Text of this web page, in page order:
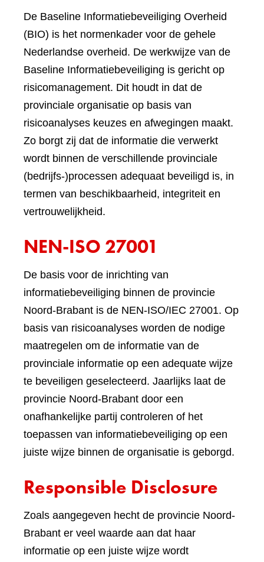
De Baseline Informatiebeveiliging Overheid
(BIO) is het normenkader voor de gehele
Nederlandse overheid. De werkwijze van de
Baseline Informatiebeveiliging is gericht op
risicomanagement. Dit houdt in dat de
provinciale organisatie op basis van
risicoanalyses keuzes en afwegingen maakt.
Zo borgt zij dat de informatie die verwerkt
wordt binnen de verschillende provinciale
(bedrijfs-)processen adequaat beveiligd is, in
termen van beschikbaarheid, integriteit en
vertrouwelijkheid.
NEN-ISO 27001
De basis voor de inrichting van
informatiebeveiliging binnen de provincie
Noord-Brabant is de NEN-ISO/IEC 27001. Op
basis van risicoanalyses worden de nodige
maatregelen om de informatie van de
provinciale informatie op een adequate wijze
te beveiligen geselecteerd. Jaarlijks laat de
provincie Noord-Brabant door een
onafhankelijke partij controleren of het
toepassen van informatiebeveiliging op een
juiste wijze binnen de organisatie is geborgd.
Responsible Disclosure
Zoals aangegeven hecht de provincie Noord-
Brabant er veel waarde aan dat haar
informatie op een juiste wijze wordt